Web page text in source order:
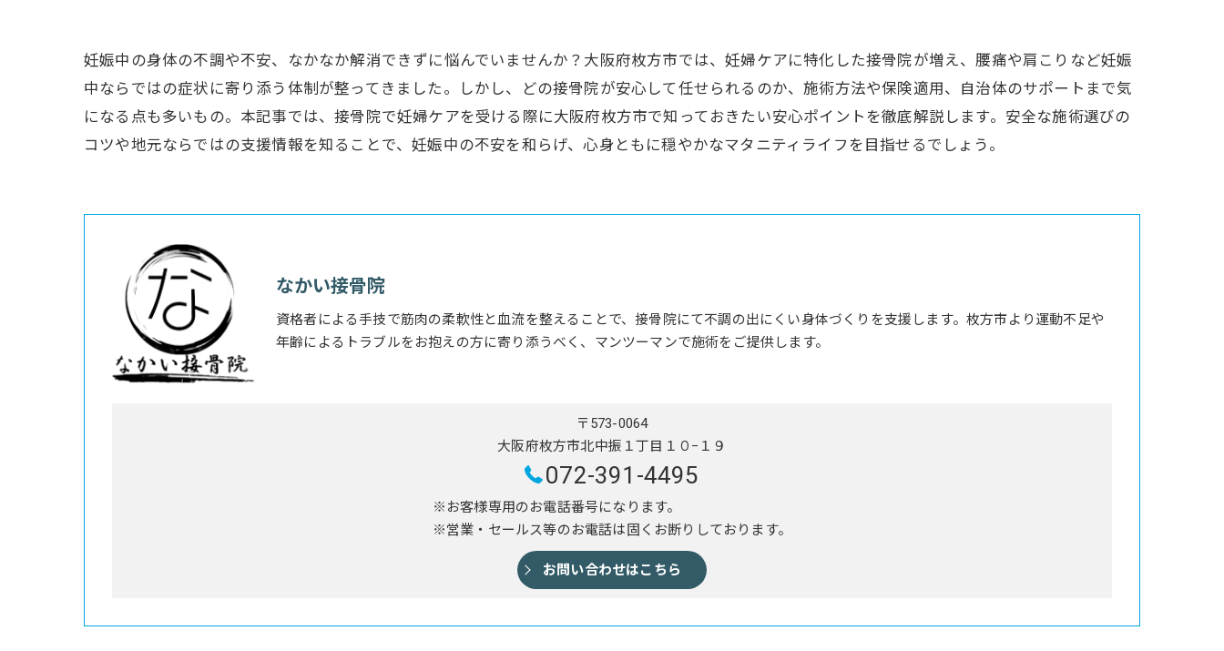
妊娠中の身体の不調や不安、なかなか解消できずに悩んでいませんか？大阪府枚方市では、妊婦ケアに特化した接骨院が増え、腰痛や肩こりなど妊娠
中ならではの症状に寄り添う体制が整ってきました。しかし、どの接骨院が安心して任せられるのか、施術方法や保険適用、自治体のサポートまで気
になる点も多いもの。本記事では、接骨院で妊婦ケアを受ける際に大阪府枚方市で知っておきたい安心ポイントを徹底解説します。安全な施術選びの
コツや地元ならではの支援情報を知ることで、妊娠中の不安を和らげ、心身ともに穏やかなマタニティライフを目指せるでしょう。
なかい接骨院
資格者による手技で筋肉の柔軟性と血流を整えることで、接骨院にて不調の出にくい身体づくりを支援します。枚方市より運動不足や
年齢によるトラブルをお抱えの方に寄り添うべく、マンツーマンで施術をご提供します。
〒573-0064
大阪府枚方市北中振１丁目１０−１９
072-391-4495
※お客様専用のお電話番号になります。
※営業・セールス等のお電話は固くお断りしております。
お問い合わせはこちら